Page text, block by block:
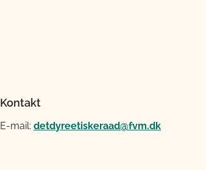
Kontakt
E-mail: detdyreetiskeraad@fvm.dk